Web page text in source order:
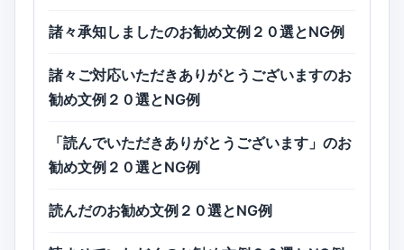
諸々承知しましたのお勧め文例２０選とNG例
諸々ご対応いただきありがとうございますのお
勧め文例２０選とNG例
「読んでいただきありがとうございます」のお
勧め文例２０選とNG例
読んだのお勧め文例２０選とNG例